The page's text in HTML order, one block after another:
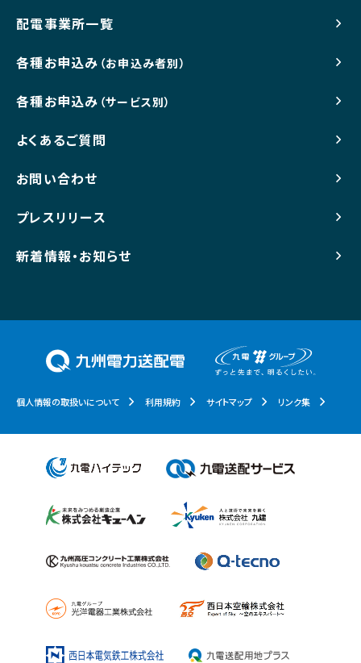
配電事業所一覧
各種お申込み （お申込み者別）
各種お申込み （サービス別）
よくあるご質問
お問い合わせ
プレスリリース
新着情報・お知らせ
個人情報の取扱いについて 利用規約 サイトマップ リンク集